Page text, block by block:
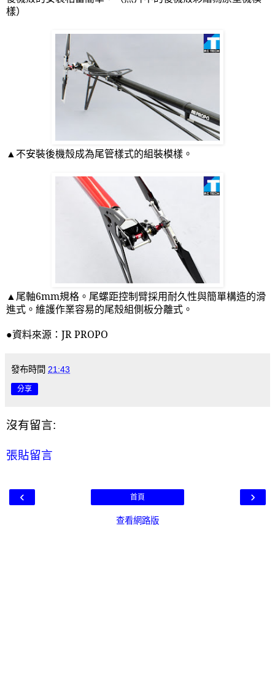
樣）
▲不安裝後機殼成為尾管樣式的組裝模樣。
▲尾軸6mm規格。尾螺距控制臂採用耐久性與簡單構造的滑
進式。維護作業容易的尾殼組側板分離式。
●資料來源： JR PROPO
發布時間 21:43
分享
沒有留言:
張貼留言
‹ ›
首頁
查看網路版